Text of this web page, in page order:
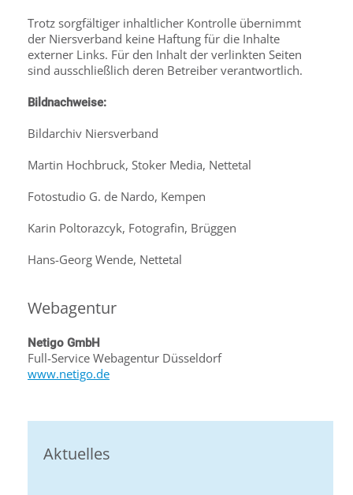
Trotz sorgfältiger inhaltlicher Kontrolle übernimmt
der Niersverband keine Haftung für die Inhalte
externer Links. Für den Inhalt der verlinkten Seiten
sind ausschließlich deren Betreiber verantwortlich.
Bildnachweise:
Bildarchiv Niersverband
Martin Hochbruck, Stoker Media, Nettetal
Fotostudio G. de Nardo, Kempen
Karin Poltorazcyk, Fotografin, Brüggen
Hans-Georg Wende, Nettetal
Webagentur
Netigo GmbH
Full-Service Webagentur Düsseldorf
www.netigo.de
Aktuelles